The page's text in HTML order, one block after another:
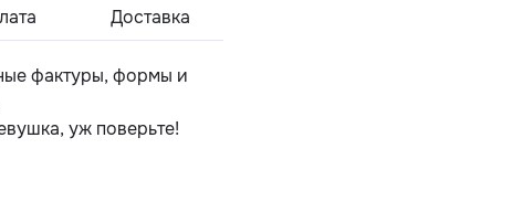
Доставка
фактуры, формы и
уж поверьте!